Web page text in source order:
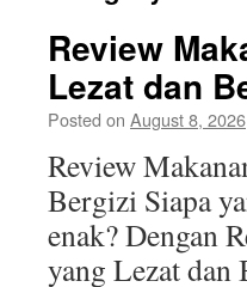
Review
Lezat dan
Posted on August 8, 2026
Review
Bergizi Siapa
enak? Dengan
yang Lezat